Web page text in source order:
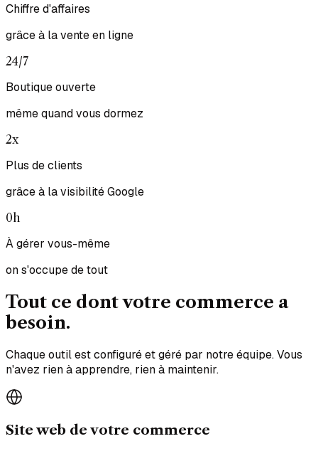
Chiffre d'affaires
grâce à la vente en ligne
24/7
Boutique ouverte
même quand vous dormez
2x
Plus de clients
grâce à la visibilité Google
0h
À gérer vous-même
on s'occupe de tout
Tout ce dont votre commerce a
besoin.
Chaque outil est configuré et géré par notre équipe. Vous
n'avez rien à apprendre, rien à maintenir.
Site web de votre commerce